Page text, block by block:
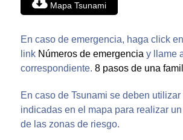
Mapa Tsunami
En caso de emergencia, haga click
link Números de emergencia y llame
correspondiente. 8 pasos de una
En caso de Tsunami se deben
indicadas en el mapa para realizar
de las zonas de riesgo.